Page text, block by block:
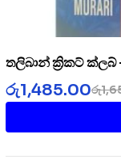
තලිබාන් ක්‍රිකට් ක්ලබ්
රු
රු1,485.00